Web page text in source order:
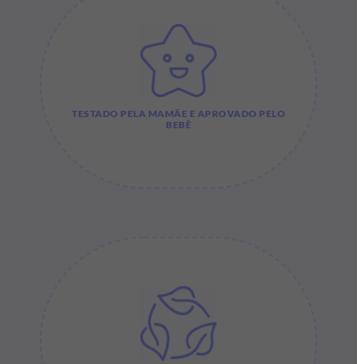
TESTADO PELA MAMÃE E APROVADO PELO
BEBÊ